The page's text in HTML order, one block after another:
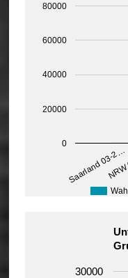
Saarland 03-2…
0
20000
40000
60000
80000
30000